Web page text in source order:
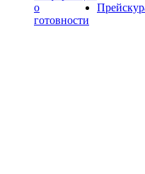
о
готовности